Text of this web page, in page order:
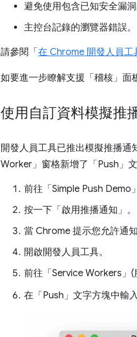
避免使用包含已知安全漏
主控台記錄的瀏覽器錯誤。
請參閱「 在 Chrome 開發人員
如要進一步瞭解支援「稽核」 面
使用自訂資料模擬推
開發人員工具已推出模擬推播
Worker」窗格新增了「Push」
前往「Simple Push Demo」
按一下「啟用推播通知」 。
當 Chrome 提示您允許通
開啟開發人員工具。
前往「Service Workers」(
在「Push」 文字方塊中輸